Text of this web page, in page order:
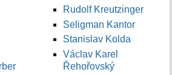
Rudolf Kreutzinger
Seligman Kantor
Stanislav Kolda
Václav Karel
Řehořovský